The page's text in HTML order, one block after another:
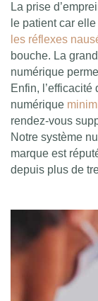
La prise
le patient car
les réflexes
bouche. La
numérique
Enfin, l’efficacité
numérique
rendez-vous
Notre système
marque est
depuis plus de